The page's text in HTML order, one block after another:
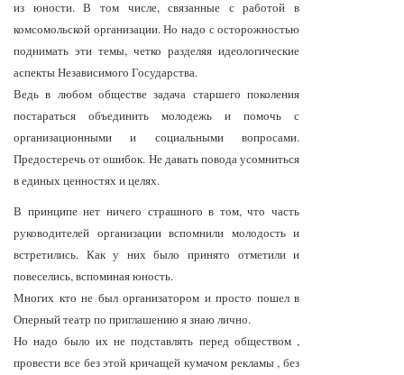
из юности. В том числе, связанные с работой в
комсомольской организации. Но надо с осторожностью
поднимать эти темы, четко разделяя идеологические
аспекты Независимого Государства.
Ведь в любом обществе задача старшего поколения
постараться объединить молодежь и помочь с
организационными и социальными вопросами.
Предостеречь от ошибок. Не давать повода усомниться
в единых ценностях и целях.
В принципе нет ничего страшного в том, что часть
руководителей организации вспомнили молодость и
встретились. Как у них было принято отметили и
повеселись, вспоминая юность.
Многих кто не был организатором и просто пошел в
Оперный театр по приглашению я знаю лично.
Но надо было их не подставлять перед обществом ,
провести все без этой кричащей кумачом рекламы , без